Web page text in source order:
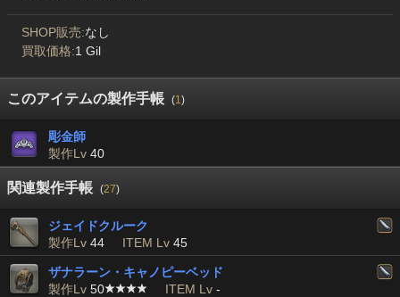
SHOP販売:なし
買取価格:1 Gil
このアイテムの製作手帳 (1)
彫金師
製作Lv 40
関連製作手帳 (27)
ジェイドクルーク
製作Lv 44 ITEM Lv 45
ザナラーン・キャノピーベッド
製作Lv 50 ITEM Lv -